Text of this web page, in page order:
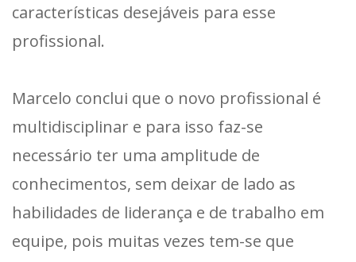
características desejáveis para esse
profissional.
Marcelo conclui que o novo profissional é
multidisciplinar e para isso faz-se
necessário ter uma amplitude de
conhecimentos, sem deixar de lado as
habilidades de liderança e de trabalho em
equipe, pois muitas vezes tem-se que